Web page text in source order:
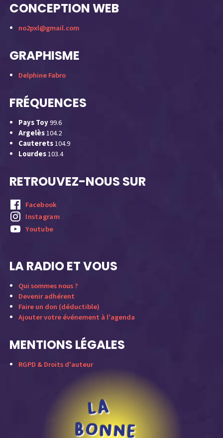
CONCEPTION WEB
no2pxl@gmail.com
GRAPHISME
Delphine Fabro
FRÉQUENCES
Pays Toy99.6
Argelès104.2
Cauterets104.9
Lourdes103.4
RETROUVEZ-NOUS SUR
Facebook
Instagram
Youtube
LA RADIO ET VOUS
Qui sommes nous ?
Devenir adhérent
Faire un don (déductible)
Ajouter votre événement à l'agenda
MENTIONS LÉGALES
RGPD & Droits d'auteur